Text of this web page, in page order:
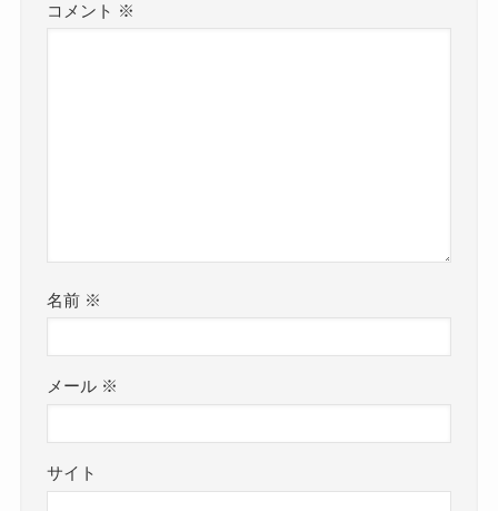
コメント ※
名前 ※
メール ※
サイト